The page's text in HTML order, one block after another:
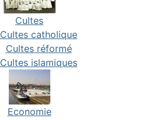
Cultes
Cultes catholique
Cultes réformé
Cultes islamiques
Economie